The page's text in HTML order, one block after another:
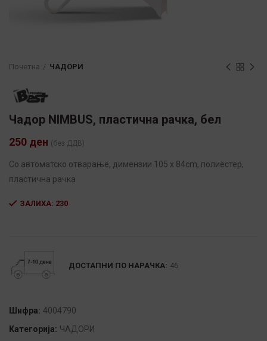
Почетна ЧАДОРИ
Чадор NIMBUS, пластична рачка, бел
250 ден (без ДДВ)
Со автоматско отварање, димензии 105 x 84cm, полиестер,
пластична рачка
ЗАЛИХА: 230
ДОСТАПНИ ПО НАРАЧКА: 46
Шифра: 4004790
Категорија: ЧАДОРИ